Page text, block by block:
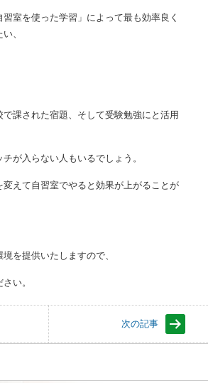
習室を使った学習」によって最も効率良く
、
課された宿題、そして受験勉強にと活用
が入らない人もいるでしょう。
変えて自習室でやると効果が上がることが
を提供いたしますので、
い。
次の記事